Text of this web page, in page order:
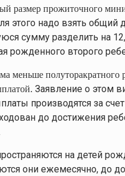
размер прожиточного
этого надо взять общий
сумму разделить на
рожденного второго
меньше
Заявление о этом
производятся за
до достижения
на детей
они ежемесячно, до